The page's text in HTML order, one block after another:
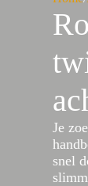
Je
snel